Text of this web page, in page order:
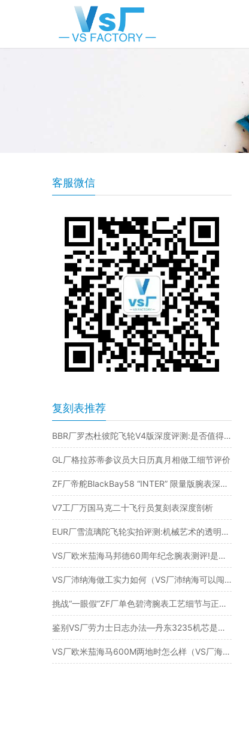
客服微信
复刻表推荐
BBR厂罗杰杜彼陀飞轮V4版深度评测:是否值得入手？
GL厂格拉苏蒂参议员大日历真月相做工细节评价
ZF厂帝舵BlackBay58 “INTER” 限量版腕表深度评测​
V7工厂万国马克二十飞行员复刻表深度剖析
EUR厂雪流璃陀飞轮实拍评测:机械艺术的透明之美​
VS厂欧米茄海马邦德60周年纪念腕表测评!是否值得入手呢？
VS厂沛纳海做工实力如何（VS厂沛纳海可以闯专柜吗）
挑战“一眼假”ZF厂单色碧湾腕表工艺细节与正品对比深度测评
鉴别VS厂劳力士日志办法—丹东3235机芯是关键
VS厂欧米茄海马600M两地时怎么样（VS厂海马600MGMT在哪买）